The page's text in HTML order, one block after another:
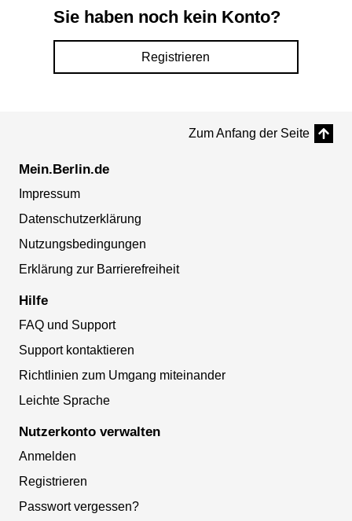
Sie haben noch kein Konto?
Registrieren
Zum Anfang der Seite
Mein.Berlin.de
Impressum
Datenschutzerklärung
Nutzungsbedingungen
Erklärung zur Barrierefreiheit
Hilfe
FAQ und Support
Support kontaktieren
Richtlinien zum Umgang miteinander
Leichte Sprache
Nutzerkonto verwalten
Anmelden
Registrieren
Passwort vergessen?